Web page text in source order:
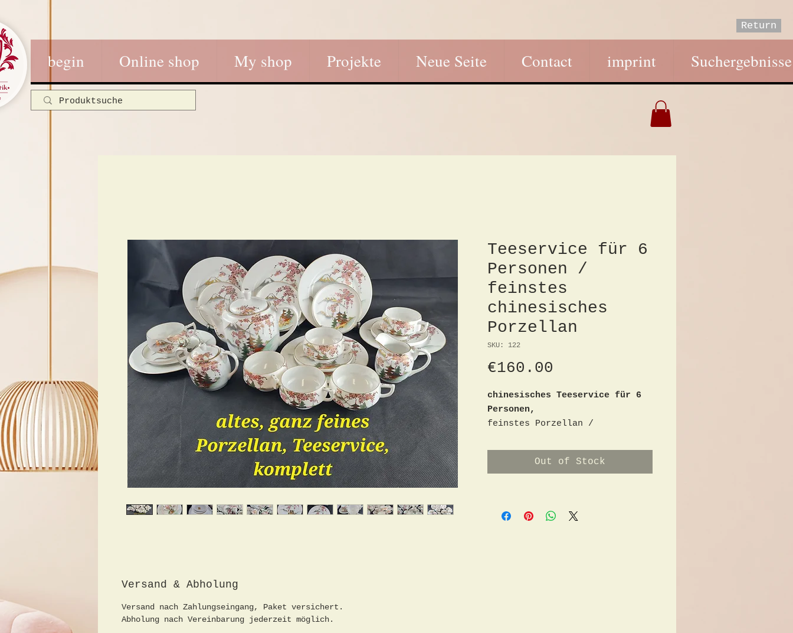
Return
begin Online shop My shop Projekte Neue Seite Contact imprint Suchergebnisse
Teeservice für 6
Personen /
feinstes
chinesisches
Porzellan
SKU: 122
€160.00
chinesisches Teeservice für 6
Personen,
feinstes Porzellan /
mit Bodenmarke, Porzellan mit
Unterteller und 6 Kuchenteller,
sehr schönes typisches Motiv
Out of Stock
Versand & Abholung
Versand nach Zahlungseingang, Paket versichert.
Abholung nach Vereinbarung jederzeit möglich.